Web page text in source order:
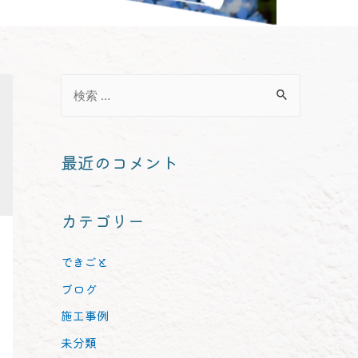
最近のコメント
カテゴリー
できごと
ブログ
施工事例
未分類